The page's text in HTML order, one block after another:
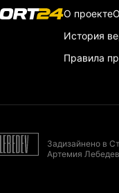
О проекте
История
Правила
Задизайнено в
Артемия